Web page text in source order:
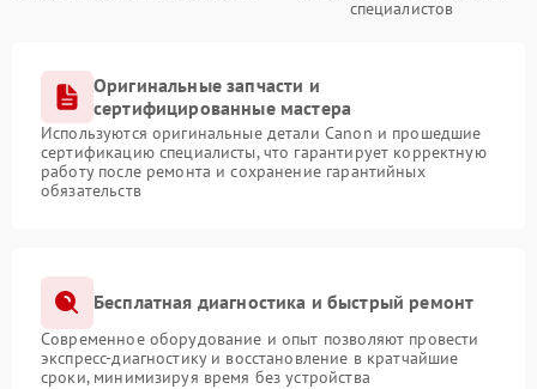
специалистов
Оригинальные запчасти и
сертифицированные мастера
Используются оригинальные детали Canon и прошедшие
сертификацию специалисты, что гарантирует корректную
работу после ремонта и сохранение гарантийных
обязательств
Бесплатная диагностика и быстрый ремонт
Современное оборудование и опыт позволяют провести
экспресс-диагностику и восстановление в кратчайшие
сроки, минимизируя время без устройства